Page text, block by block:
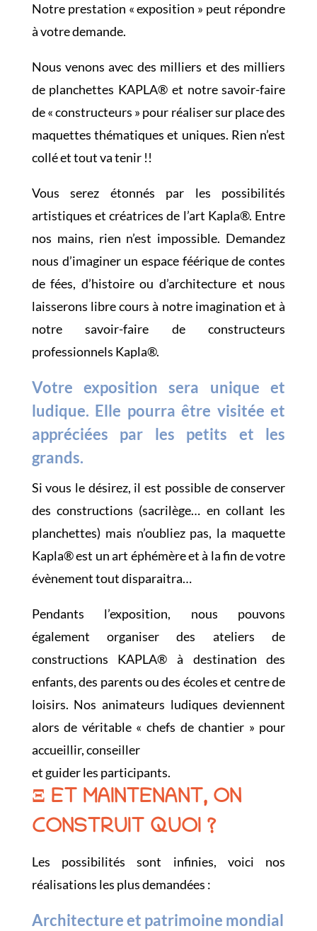
Notre prestation « exposition » peut répondre
à votre demande.
Nous venons avec des milliers et des milliers
de planchettes KAPLA® et notre savoir-faire
de « constructeurs » pour réaliser sur place des
maquettes thématiques et uniques. Rien n’est
collé et tout va tenir !!
Vous serez étonnés par les possibilités
artistiques et créatrices de l’art Kapla®. Entre
nos mains, rien n’est impossible. Demandez
nous d’imaginer un espace féérique de contes
de fées, d’histoire ou d’architecture et nous
laisserons libre cours à notre imagination et à
notre savoir-faire de constructeurs
professionnels Kapla®.
Votre exposition sera unique et
ludique. Elle pourra être visitée et
appréciées par les petits et les
grands.
Si vous le désirez, il est possible de conserver
des constructions (sacrilège… en collant les
planchettes) mais n’oubliez pas, la maquette
Kapla® est un art éphémère et à la fin de votre
évènement tout disparaitra…
Pendants l’exposition, nous pouvons
également organiser des ateliers de
constructions KAPLA® à destination des
enfants, des parents ou des écoles et centre de
loisirs. Nos animateurs ludiques deviennent
alors de véritable « chefs de chantier » pour
accueillir, conseiller
et guider les participants.
Ξ ET MAINTENANT, ON
CONSTRUIT QUOI ?
Les possibilités sont infinies, voici nos
réalisations les plus demandées :
Architecture et patrimoine mondial